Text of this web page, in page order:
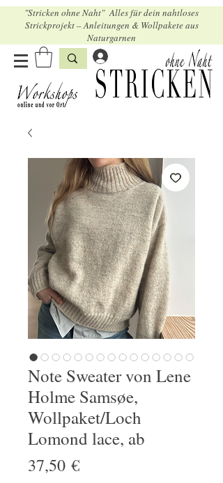
"Stricken ohne Naht" Alles für dein nahtloses
Strickprojekt – Anleitungen & Wollpakete aus
Naturgarnen
Note Sweater von Lene
Holme Samsøe,
Wollpaket/Loch
Lomond lace, ab
37,50 €Preis